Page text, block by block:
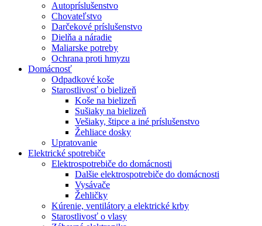
Autopríslušenstvo
Chovateľstvo
Darčekové príslušenstvo
Dielňa a náradie
Maliarske potreby
Ochrana proti hmyzu
Domácnosť
Odpadkové koše
Starostlivosť o bielizeň
Koše na bielizeň
Sušiaky na bielizeň
Vešiaky, štipce a iné príslušenstvo
Žehliace dosky
Upratovanie
Elektrické spotrebiče
Elektrospotrebiče do domácnosti
Dalšie elektrospotrebiče do domácnosti
Vysávače
Žehličky
Kúrenie, ventilátory a elektrické krby
Starostlivosť o vlasy